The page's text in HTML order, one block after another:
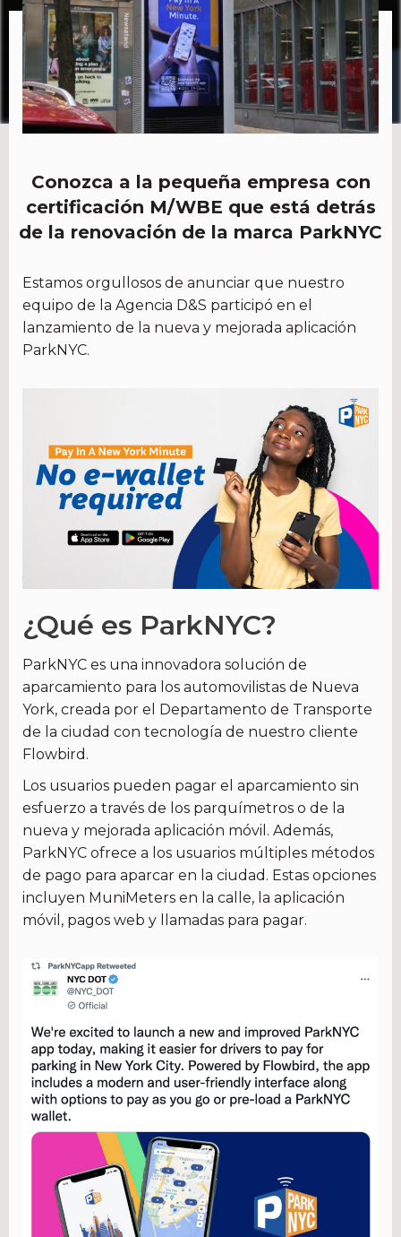
Conozca a la pequeña empresa con
certificación M/WBE que está detrás
de la renovación de la marca ParkNYC
Estamos orgullosos de anunciar que nuestro
equipo de la Agencia D&S participó en el
lanzamiento de la nueva y mejorada aplicación
ParkNYC.
¿Qué es ParkNYC?
ParkNYC es una innovadora solución de
aparcamiento para los automovilistas de Nueva
York, creada por el Departamento de Transporte
de la ciudad con tecnología de nuestro cliente
Flowbird.
Los usuarios pueden pagar el aparcamiento sin
esfuerzo a través de los parquímetros o de la
nueva y mejorada aplicación móvil. Además,
ParkNYC ofrece a los usuarios múltiples métodos
de pago para aparcar en la ciudad. Estas opciones
incluyen MuniMeters en la calle, la aplicación
móvil, pagos web y llamadas para pagar.